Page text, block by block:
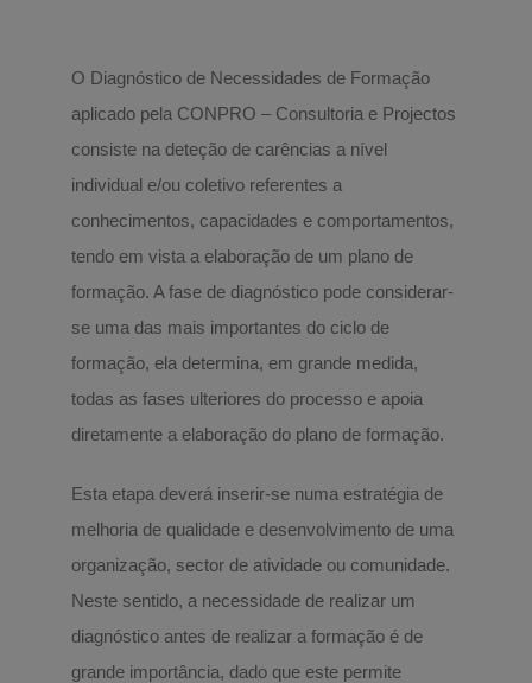
O Diagnóstico de Necessidades de Formação
aplicado pela CONPRO – Consultoria e Projectos
consiste na deteção de carências a nível
individual e/ou coletivo referentes a
conhecimentos, capacidades e comportamentos,
tendo em vista a elaboração de um plano de
formação. A fase de diagnóstico pode considerar-
se uma das mais importantes do ciclo de
formação, ela determina, em grande medida,
todas as fases ulteriores do processo e apoia
diretamente a elaboração do plano de formação.
Esta etapa deverá inserir-se numa estratégia de
melhoria de qualidade e desenvolvimento de uma
organização, sector de atividade ou comunidade.
Neste sentido, a necessidade de realizar um
diagnóstico antes de realizar a formação é de
grande importância, dado que este permite